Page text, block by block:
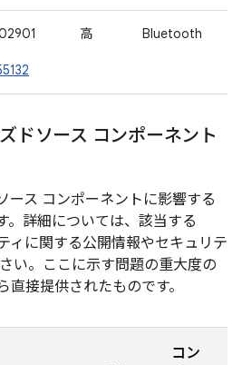
高 Bluetooth
ドソース コンポーネント
ース コンポーネントに影響する
。詳細については、該当する
ィに関する公開情報やセキュリテ
い。ここに示す問題の重大度の
接提供されたものです。
コン